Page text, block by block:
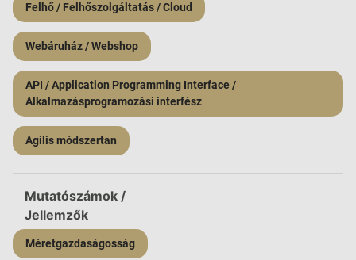
Felhő / Felhőszolgáltatás / Cloud
Webáruház / Webshop
API / Application Programming Interface /
Alkalmazásprogramozási interfész
Agilis módszertan
Mutatószámok /
Jellemzők
Méretgazdaságosság